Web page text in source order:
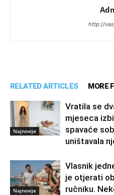
http://
RELATED ARTICLES MORE
Najnovije
Vratila se
mjeseca
spavaće
uništavala
Najnovije
Vlasnik
je otjerati
ručniku.